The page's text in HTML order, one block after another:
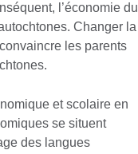
l’économie du
Changer la
les parents
et scolaire en
se situent
des langues